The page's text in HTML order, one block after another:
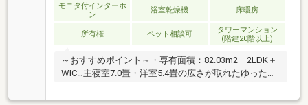
モニタ付インターホ
ン
浴室乾燥機 床暖房
所有権 ペット相談可
タワーマンション
(階建20階以上)
～おすすめポイント～・専有面積：82.03m2 2LDK＋
WIC…主寝室7.0畳・洋室5.4畳の広さが取れたゆったり
2.6mの天井高が開放感を醸し出します。・充実した共